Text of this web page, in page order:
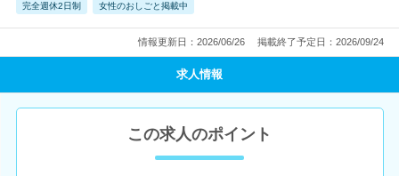
完全週休2日制 女性のおしごと掲載中
情報更新日：2026/06/26 掲載終了予定日：2026/09/24
求人情報
この求人のポイント